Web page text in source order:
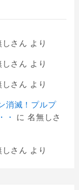
しさん より
しさん より
しさん より
消滅！プルプ
・
に 名無しさ
しさん より